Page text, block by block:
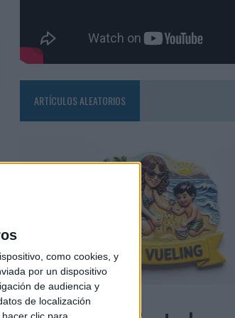
como cookies, y
por un dispositivo
de audiencia y
de localización
clic para
ARTÍCULOS ALEATORIOS